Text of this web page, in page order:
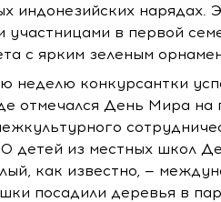
индонезийских нарядах.
участницами в первой
с ярким зеленым
неделю конкурсантки
отмечался День Мира
детей из местных школ
как известно, —
посадили деревья в